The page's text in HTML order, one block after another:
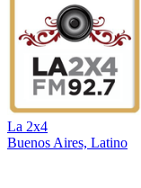
La 2x4
Buenos Aires, Latino